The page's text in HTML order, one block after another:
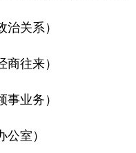
关系）
来）
务）
）